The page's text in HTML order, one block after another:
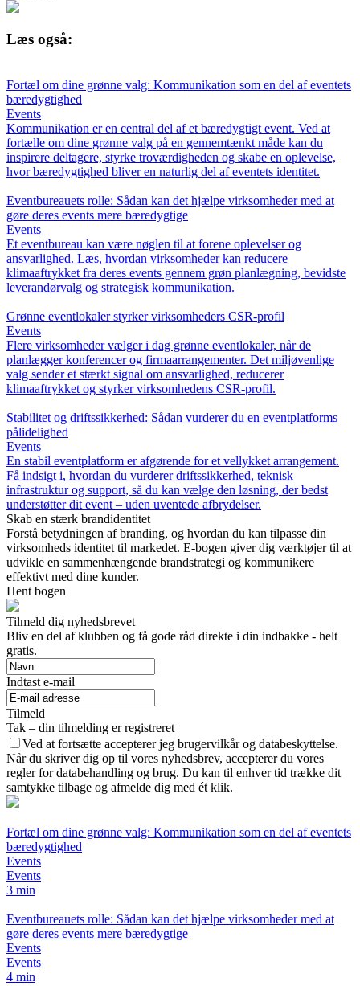
Læs også:
Fortæl om dine grønne valg: Kommunikation som en del af eventets
bæredygtighed
Events
Kommunikation er en central del af et bæredygtigt event. Ved at
fortælle om dine grønne valg på en gennemtænkt måde kan du
inspirere deltagere, styrke troværdigheden og skabe en oplevelse,
hvor bæredygtighed bliver en naturlig del af eventets identitet.
Eventbureauets rolle: Sådan kan det hjælpe virksomheder med at
gøre deres events mere bæredygtige
Events
Et eventbureau kan være nøglen til at forene oplevelser og
ansvarlighed. Læs, hvordan virksomheder kan reducere
klimaaftrykket fra deres events gennem grøn planlægning, bevidste
leverandørvalg og strategisk kommunikation.
Grønne eventlokaler styrker virksomheders CSR-profil
Events
Flere virksomheder vælger i dag grønne eventlokaler, når de
planlægger konferencer og firmaarrangementer. Det miljøvenlige
valg sender et stærkt signal om ansvarlighed, reducerer
klimaaftrykket og styrker virksomhedens CSR-profil.
Stabilitet og driftssikkerhed: Sådan vurderer du en eventplatforms
pålidelighed
Events
En stabil eventplatform er afgørende for et vellykket arrangement.
Få indsigt i, hvordan du vurderer driftssikkerhed, teknisk
infrastruktur og support, så du kan vælge den løsning, der bedst
understøtter dit event – uden uventede afbrydelser.
Skab en stærk brandidentitet
Forstå betydningen af branding, og hvordan du kan tilpasse din
virksomheds identitet til markedet. E-bogen giver dig værktøjer til at
udvikle en sammenhængende brandstrategi og kommunikere
effektivt med dine kunder.
Hent bogen
Tilmeld dig nyhedsbrevet
Bliv en del af klubben og få gode råd direkte i din indbakke - helt
gratis.
Indtast e-mail
Tilmeld
Tak – din tilmelding er registreret
Ved at fortsætte accepterer jeg brugervilkår og databeskyttelse.
Når du skriver dig op til vores nyhedsbrev, accepterer du vores
regler for databehandling og brug. Du kan til enhver tid trække dit
samtykke tilbage og afmelde dig med ét klik.
Fortæl om dine grønne valg: Kommunikation som en del af eventets
bæredygtighed
Events
Events
3 min
Eventbureauets rolle: Sådan kan det hjælpe virksomheder med at
gøre deres events mere bæredygtige
Events
Events
4 min